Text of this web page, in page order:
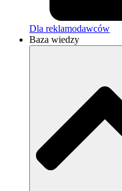
Dla reklamodawców
Baza wiedzy